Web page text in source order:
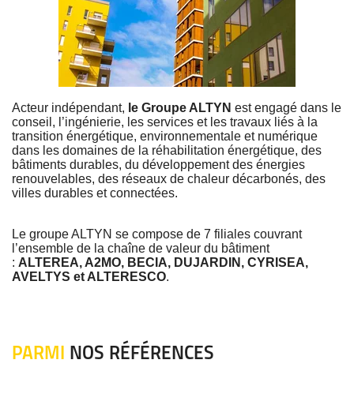
Acteur indépendant, le Groupe ALTYN est engagé dans le
conseil, l’ingénierie, les services et les travaux liés à la
transition énergétique, environnementale et numérique
dans les domaines de la réhabilitation énergétique, des
bâtiments durables, du développement des énergies
renouvelables, des réseaux de chaleur décarbonés, des
villes durables et connectées.
Le groupe ALTYN se compose de 7 filiales couvrant
l’ensemble de la chaîne de valeur du bâtiment
: ALTEREA, A2MO, BECIA, DUJARDIN, CYRISEA,
AVELTYS et ALTERESCO.
PARMI NOS RÉFÉRENCES